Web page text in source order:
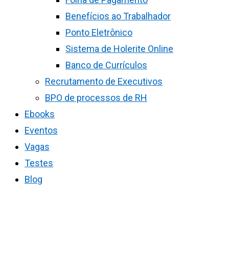
Benefícios ao Trabalhador
Ponto Eletrônico
Sistema de Holerite Online
Banco de Currículos
Recrutamento de Executivos
BPO de processos de RH
Ebooks
Eventos
Vagas
Testes
Blog